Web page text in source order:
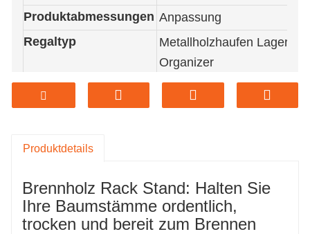
Produktabmessungen Anpassung
Regaltyp
Metallholzhaufen
Organizer
Produktdetails
Brennholz Rack Stand: Halten Sie
Ihre Baumstämme ordentlich,
trocken und bereit zum Brennen